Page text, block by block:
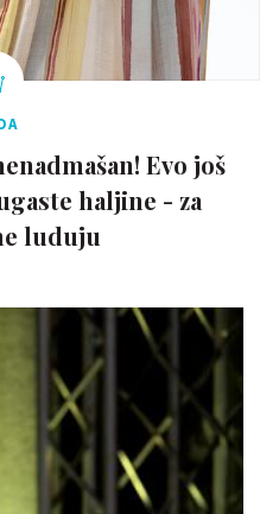
Evo još
haljine - za
luduju